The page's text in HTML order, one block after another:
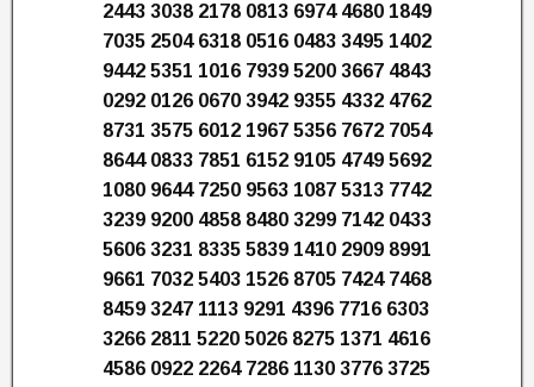
2443 3038 2178 0813 6974 4680 1849
7035 2504 6318 0516 0483 3495 1402
9442 5351 1016 7939 5200 3667 4843
0292 0126 0670 3942 9355 4332 4762
8731 3575 6012 1967 5356 7672 7054
8644 0833 7851 6152 9105 4749 5692
1080 9644 7250 9563 1087 5313 7742
3239 9200 4858 8480 3299 7142 0433
5606 3231 8335 5839 1410 2909 8991
9661 7032 5403 1526 8705 7424 7468
8459 3247 1113 9291 4396 7716 6303
3266 2811 5220 5026 8275 1371 4616
4586 0922 2264 7286 1130 3776 3725